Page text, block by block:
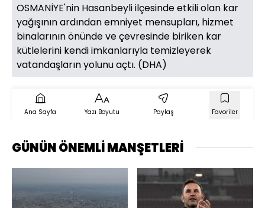
OSMANİYE'nin Hasanbeyli ilçesinde etkili olan kar
yağışının ardından emniyet mensupları, hizmet
binalarının önünde ve çevresinde biriken kar
kütlelerini kendi imkanlarıyla temizleyerek
vatandaşların yolunu açtı. (DHA)
Ana Sayfa Yazı Boyutu Paylaş Favoriler
GÜNÜN ÖNEMLİ MANŞETLERİ